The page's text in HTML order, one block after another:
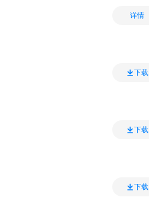
详情
下载
下载
下载